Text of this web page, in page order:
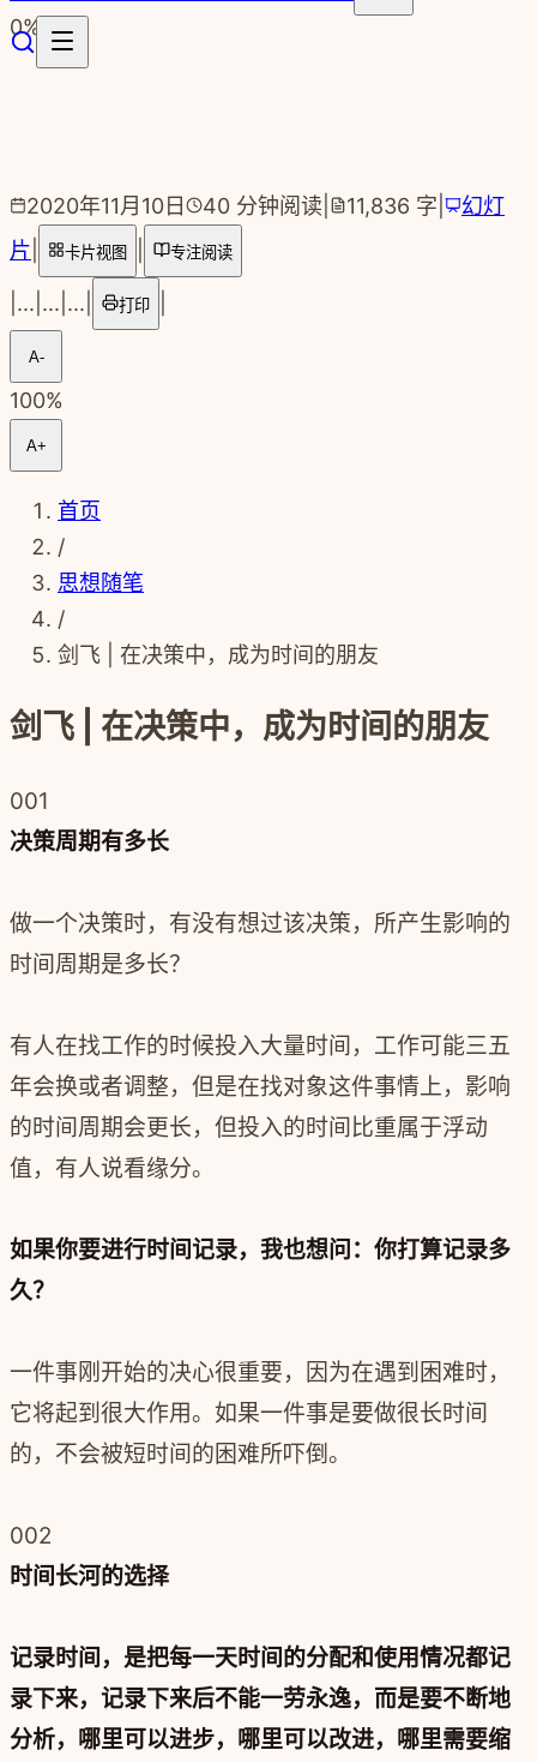
跳转到主要内容
0%
2020年11月10日 40 分钟阅读 11,836 字
幻灯
片
卡片视图 专注阅读
... ... ... 打印
A-
100%
A+
首页
/
思想随笔
/
剑飞 | 在决策中，成为时间的朋友
剑飞 | 在决策中，成为时间的朋友
001
决策周期有多长
做一个决策时，有没有想过该决策，所产生影响的
时间周期是多长？
有人在找工作的时候投入大量时间，工作可能三五
年会换或者调整，但是在找对象这件事情上，影响
的时间周期会更长，但投入的时间比重属于浮动
值，有人说看缘分。
如果你要进行时间记录，我也想问：你打算记录多
久？
一件事刚开始的决心很重要，因为在遇到困难时，
它将起到很大作用。如果一件事是要做很长时间
的，不会被短时间的困难所吓倒。
002
时间长河的选择
记录时间，是把每一天时间的分配和使用情况都记
录下来，记录下来后不能一劳永逸，而是要不断地
分析，哪里可以进步，哪里可以改进，哪里需要缩